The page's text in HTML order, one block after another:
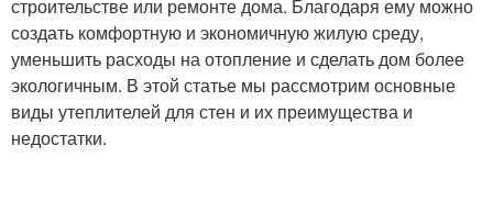
строительстве или ремонте дома. Благодаря ему можно
создать комфортную и экономичную жилую среду,
уменьшить расходы на отопление и сделать дом более
экологичным. В этой статье мы рассмотрим основные
виды утеплителей для стен и их преимущества и
недостатки.